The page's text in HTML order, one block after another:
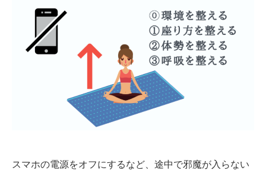
スマホの電源をオフにするなど、途中で邪魔が入らない